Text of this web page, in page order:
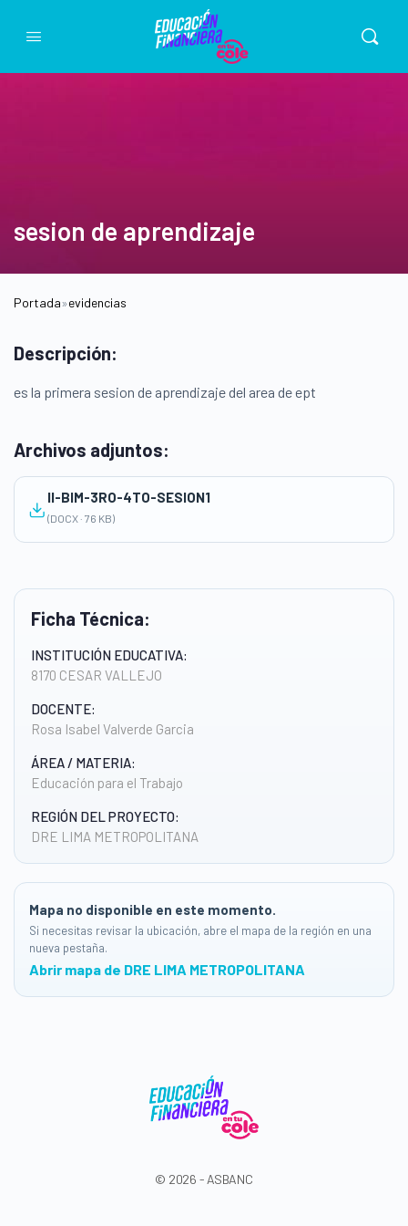
sesion de aprendizaje
Portada»evidencias
Ficha Técnica:
INSTITUCIÓN EDUCATIVA:
8170 CESAR VALLEJO
DOCENTE:
Rosa Isabel Valverde Garcia
ÁREA / MATERIA:
Educación para el Trabajo
REGIÓN DEL PROYECTO:
DRE LIMA METROPOLITANA
Mapa no disponible en este momento.
Si necesitas revisar la ubicación, abre el mapa de la región en una
nueva pestaña.
Abrir mapa de DRE LIMA METROPOLITANA
Descripción:
es la primera sesion de aprendizaje del area de ept
Archivos adjuntos:
II-BIM-3RO-4TO-SESION1
(DOCX · 76 KB)
© 2026 - ASBANC